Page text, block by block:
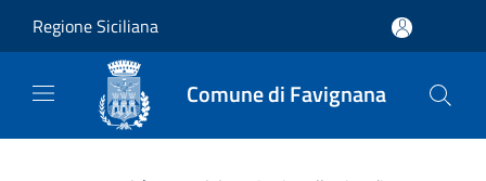
Regione Siciliana
Comune di Favignana